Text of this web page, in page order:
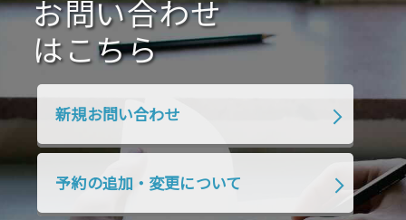
2020年7月 2020年6月 2020年5月
2020年4月 2020年3月 2020年2月
2019年10月 2019年9月
2019年4月
お問い合わせ
はこちら
新規お問い合わせ
予約の追加・変更について